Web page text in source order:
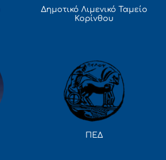
Δημοτικό Λιμενικό Ταμείο
Κορίνθου
ΠΕΔ